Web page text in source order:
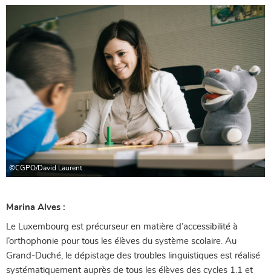
©CGPO/David Laurent
Marina Alves :
Le Luxembourg est précurseur en matière d’accessibilité à
l’orthophonie pour tous les élèves du système scolaire. Au
Grand-Duché, le dépistage des troubles linguistiques est réalisé
systématiquement auprès de tous les élèves des cycles 1.1 et